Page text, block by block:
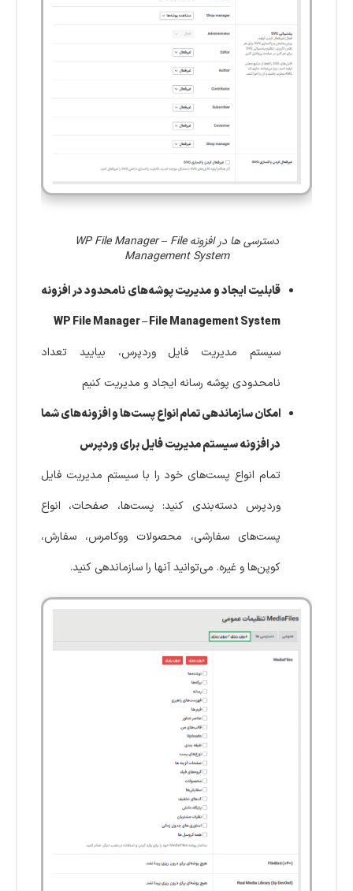
دسترسی ها در افزونه WP File Manager – File
Management System
قابلیت ایجاد و مدیریت پوشه‌های نامحدود در افزونه
WP File Manager – File Management System
سیستم مدیریت فایل وردپرس، بیایید تعداد
نامحدودی پوشه رسانه ایجاد و مدیریت کنیم
امکان سازماندهی تمام انواع پست‌ها و افزونه‌های شما
در افزونه سیستم مدیریت فایل برای وردپرس
تمام انواع پست‌های خود را با سیستم مدیریت فایل
وردپرس دسته‌بندی کنید: پست‌ها، صفحات، انواع
پست‌های سفارشی، محصولات ووکامرس، سفارش،
کوپن‌ها و غیره. می‌توانید آنها را سازماندهی کنید.